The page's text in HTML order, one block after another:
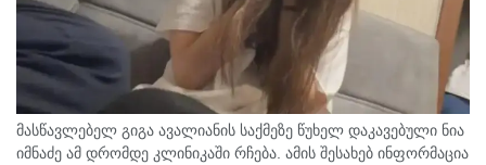
მასწავლებელ გიგა ავალიანის საქმეზე წუხელ დაკავებული ნია
იმნაძე ამ დრომდე კლინიკაში რჩება. ამის შესახებ ინფორმაცია